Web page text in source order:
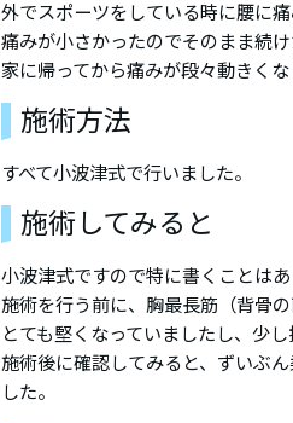
外でスポーツをしている時に腰に痛
痛みが小さかったのでそのまま続け
家に帰ってから痛みが段々動きく
施術方法
すべて小波津式で行いました。
施術してみると
小波津式ですので特に書くことはあ
施術を行う前に、胸最長筋（背骨
とても堅くなっていましたし、少
施術後に確認してみると、ずいぶ
した。